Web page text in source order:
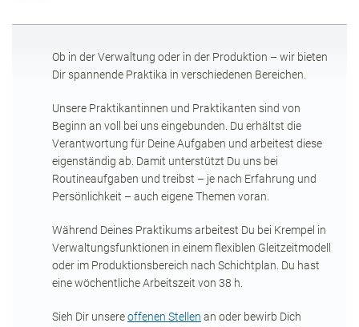
Ob in der Verwaltung oder in der Produktion – wir bieten
Dir spannende Praktika in verschiedenen Bereichen.
Unsere Praktikantinnen und Praktikanten sind von
Beginn an voll bei uns eingebunden. Du erhältst die
Verantwortung für Deine Aufgaben und arbeitest diese
eigenständig ab. Damit unterstützt Du uns bei
Routineaufgaben und treibst – je nach Erfahrung und
Persönlichkeit – auch eigene Themen voran.
Während Deines Praktikums arbeitest Du bei Krempel in
Verwaltungsfunktionen in einem flexiblen Gleitzeitmodell
oder im Produktionsbereich nach Schichtplan. Du hast
eine wöchentliche Arbeitszeit von 38 h.
Sieh Dir unsereoffenen Stellen an oder bewirb Dich